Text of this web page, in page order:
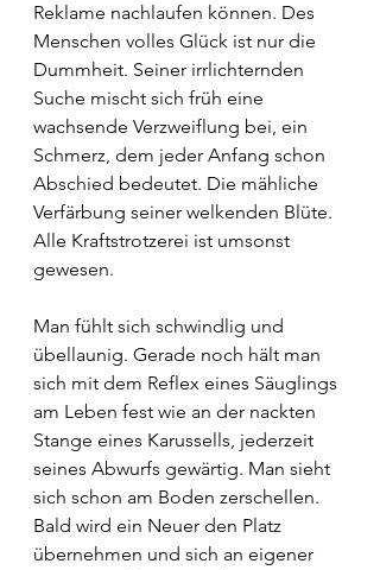
Reklame nachlaufen können. Des
Menschen volles Glück ist nur die
Dummheit. Seiner irrlichternden
Suche mischt sich früh eine
wachsende Verzweiflung bei, ein
Schmerz, dem jeder Anfang schon
Abschied bedeutet. Die mähliche
Verfärbung seiner welkenden Blüte.
Alle Kraftstrotzerei ist umsonst
gewesen.
Man fühlt sich schwindlig und
übellaunig. Gerade noch hält man
sich mit dem Reflex eines Säuglings
am Leben fest wie an der nackten
Stange eines Karussells, jederzeit
seines Abwurfs gewärtig. Man sieht
sich schon am Boden zerschellen.
Bald wird ein Neuer den Platz
übernehmen und sich an eigener